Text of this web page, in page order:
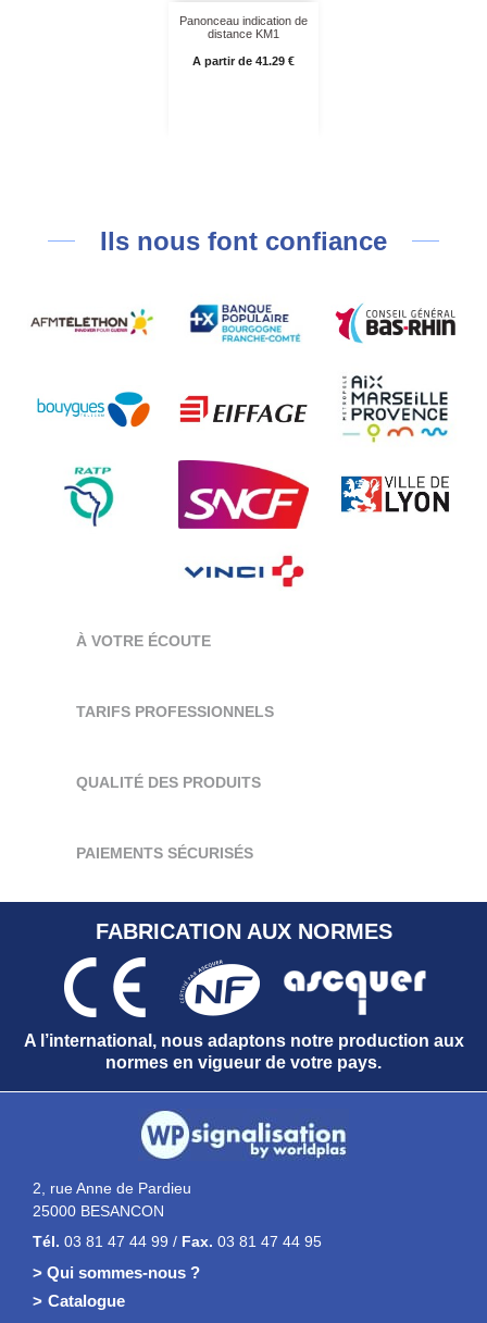
Panonceau indication de
distance KM1
Prix
A partir de 41.29 €
Ils nous font confiance
À VOTRE ÉCOUTE
TARIFS PROFESSIONNELS
QUALITÉ DES PRODUITS
PAIEMENTS SÉCURISÉS
FABRICATION AUX NORMES
A l’international, nous adaptons notre production aux
normes en vigueur de votre pays.
2, rue Anne de Pardieu
25000 BESANCON
Tél. 03 81 47 44 99 / Fax. 03 81 47 44 95
> Qui sommes-nous ?
Catalogue